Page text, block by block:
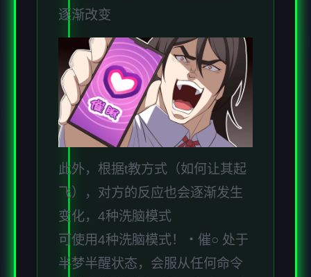
逐渐改变
此外，根据t教方式（如何让其起
飞），对方的反应也会逐渐发生
变化，4种洗脑模式
可使用4种洗脑模式！・催○ 处于
半梦半醒状态，会服从任何命令